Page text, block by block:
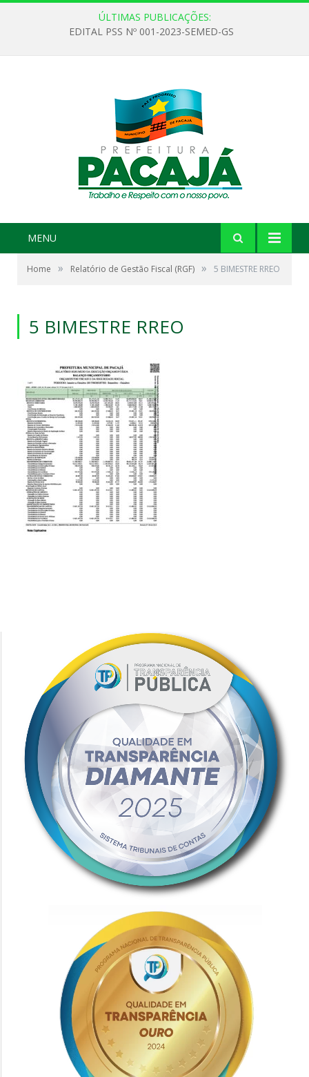
ÚLTIMAS PUBLICAÇÕES:
EDITAL PSS Nº 001-2023-SEMED-GS
MENU
Home » Relatório de Gestão Fiscal (RGF) » 5 BIMESTRE RREO
5 BIMESTRE RREO